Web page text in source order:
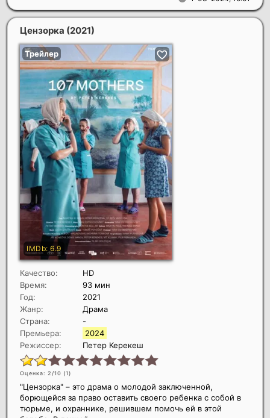
Цензорка (2021)
Качество:
HD
Время:
93 мин
Год:
2021
Жанр:
Драма
Страна:
-
Премьера:
2024
Режиссер:
Петер Керекеш
Оценка: 2/10 (1)
"Цензорка" – это драма о молодой заключенной,
борющейся за право оставить своего ребенка с собой в
тюрьме, и охраннике, решившем помочь ей в этой